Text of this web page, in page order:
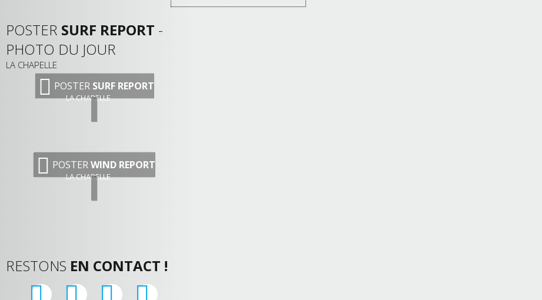
POSTER SURF REPORT -
PHOTO DU JOUR
LA CHAPELLE
POSTER SURF REPORT
LA CHAPELLE
POSTERWIND REPORT
LA CHAPELLE
RESTONS EN CONTACT !